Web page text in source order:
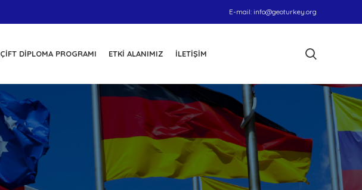
E-mail: info@geoturkey.org
ÇIFT DIPLOMA PROGRAMI ETKI ALANIMIZ İLETIŞIM